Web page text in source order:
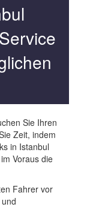
Sie Ihren
Zeit, indem
in Istanbul
Voraus die
Fahrer vor